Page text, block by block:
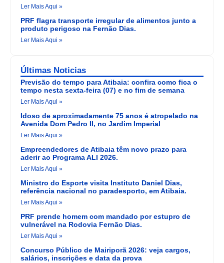
Ler Mais Aqui »
PRF flagra transporte irregular de alimentos junto a
produto perigoso na Fernão Dias.
Ler Mais Aqui »
Últimas Noticias
Previsão do tempo para Atibaia: confira como fica o
tempo nesta sexta-feira (07) e no fim de semana
Ler Mais Aqui »
Idoso de aproximadamente 75 anos é atropelado na
Avenida Dom Pedro II, no Jardim Imperial
Ler Mais Aqui »
Empreendedores de Atibaia têm novo prazo para
aderir ao Programa ALI 2026.
Ler Mais Aqui »
Ministro do Esporte visita Instituto Daniel Dias,
referência nacional no paradesporto, em Atibaia.
Ler Mais Aqui »
PRF prende homem com mandado por estupro de
vulnerável na Rodovia Fernão Dias.
Ler Mais Aqui »
Concurso Público de Mairiporã 2026: veja cargos,
salários, inscrições e data da prova